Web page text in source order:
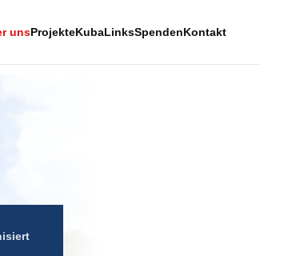
unsProjekteKubaLinksSpendenKontakt